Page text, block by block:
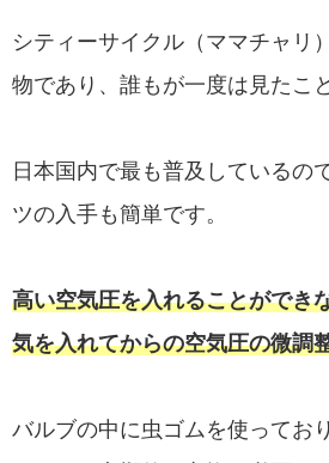
シティーサイクル（ママチャリ
物であり、誰もが一度は見たこ
日本国内で最も普及しているの
ツの入手も簡単です。
高い空気圧を入れることができ
気を入れてからの空気圧の微調
バルブの中に虫ゴムを使ってお